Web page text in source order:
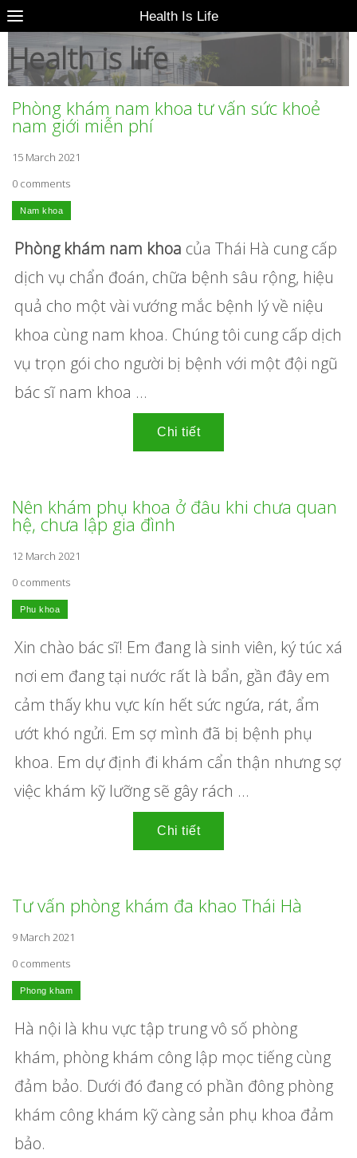
Health Is Life
Health is life
Phòng khám nam khoa tư vấn sức khoẻ
nam giới miễn phí
15 March 2021
0 comments
Phòng khám nam khoa của Thái Hà cung cấp
dịch vụ chẩn đoán, chữa bệnh sâu rộng, hiệu
quả cho một vài vướng mắc bệnh lý về niệu
khoa cùng nam khoa. Chúng tôi cung cấp dịch
vụ trọn gói cho người bị bệnh với một đội ngũ
bác sĩ nam khoa ...
Nên khám phụ khoa ở đâu khi chưa quan
hệ, chưa lập gia đình
12 March 2021
0 comments
Xin chào bác sĩ! Em đang là sinh viên, ký túc xá
nơi em đang tại nước rất là bẩn, gần đây em
cảm thấy khu vực kín hết sức ngứa, rát, ẩm
ướt khó ngửi. Em sợ mình đã bị bệnh phụ
khoa. Em dự định đi khám cẩn thận nhưng sợ
việc khám kỹ lưỡng sẽ gây rách ...
Tư vấn phòng khám đa khao Thái Hà
9 March 2021
0 comments
Hà nội là khu vực tập trung vô số phòng
khám, phòng khám công lập mọc tiếng cùng
đảm bảo. Dưới đó đang có phần đông phòng
khám công khám kỹ càng sản phụ khoa đảm
bảo.